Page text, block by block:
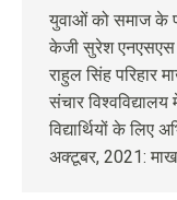
युवाओं को समाज के
केजी सुरेश एनएसएस
राहुल सिंह परिहार
संचार
विद्यार्थियों के लिए
अक्‍टूबर, 2021: